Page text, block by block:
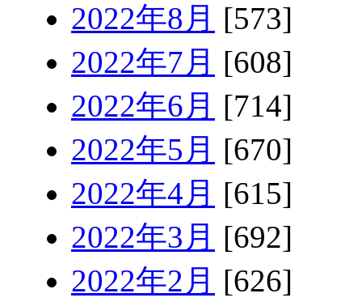
2022年8月 [573]
2022年7月 [608]
2022年6月 [714]
2022年5月 [670]
2022年4月 [615]
2022年3月 [692]
2022年2月 [626]